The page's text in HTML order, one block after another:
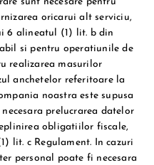
oricarui alt serviciu,
6 alineatul (1) lit. b din
si pentru operatiunile de
realizarea masurilor
anchetelor referitoare la
noastra este supusa
prelucrarea datelor
obligatiilor fiscale,
lit. c Regulament. In cazuri
personal poate fi necesara